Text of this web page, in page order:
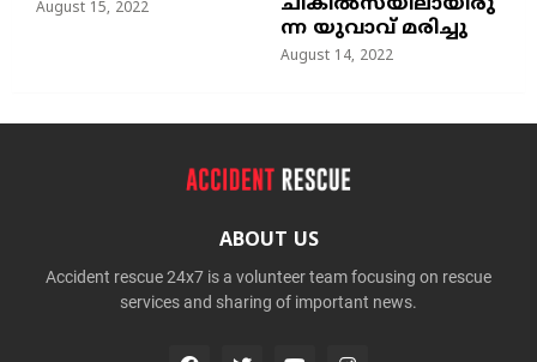
August 15, 2022
ചികില്‍സയിലായിരു
ന്ന യുവാവ് മരിച്ചു
August 14, 2022
ABOUT US
Accident rescue 24x7 is a volunteer team focusing on rescue
services and sharing of important news.